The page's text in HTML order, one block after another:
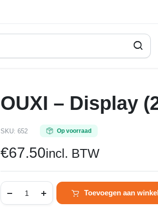
OUXI – Display
SKU: 652 Op voorraad
€67.50incl. BTW
(2.0)
Toevoegen aan